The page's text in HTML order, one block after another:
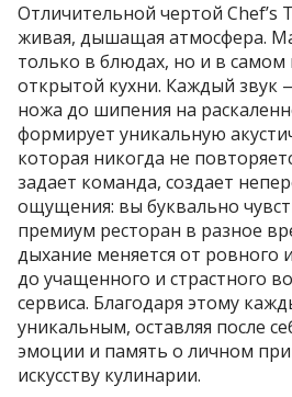
Отличительной чертой Chef’s
живая, дышащая атмосфера.
только в блюдах, но и в самом
открытой кухни. Каждый звук
ножа до шипения на
формирует уникальную
которая никогда не
задает команда, создает
ощущения: вы буквально
премиум ресторан в разное
дыхание меняется от ровного
до учащенного и страстного
сервиса. Благодаря этому
уникальным, оставляя после
эмоции и память о личном
искусству кулинарии.